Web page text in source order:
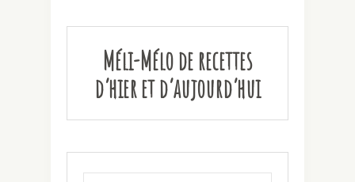
Méli-Mélo de recettes
d’hier et d’aujourd’hui